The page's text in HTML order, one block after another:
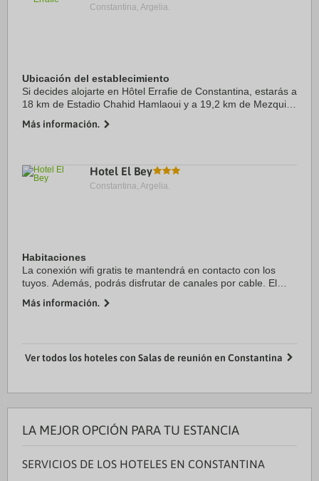
Constantina, Argelia.
Ubicación del establecimiento
Si decides alojarte en Hôtel Errafie de Constantina, estarás a
18 km de Estadio Chahid Hamlaoui y a 19,2 km de Mezquita
km de Mellah Slimane Bridge ...
Más información.
Hotel El Bey
Constantina, Argelia.
Habitaciones
La conexión wifi gratis te mantendrá en contacto con los
tuyos. Además, podrás disfrutar de canales por cable. El
de higiene personal gratuitos. Entre las ...
Más información.
Ver todos los hoteles con Salas de reunión en Constantina
LA MEJOR OPCIÓN PARA TU ESTANCIA
SERVICIOS DE LOS HOTELES EN CONSTANTINA